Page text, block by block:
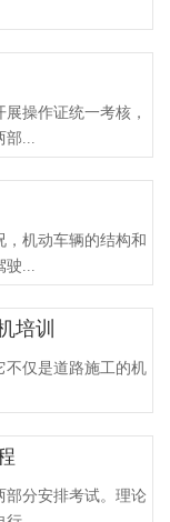
操作证统一考核，
...
，机动车辆的结构和
...
培训
不仅是道路施工的机
部分安排考试。理论